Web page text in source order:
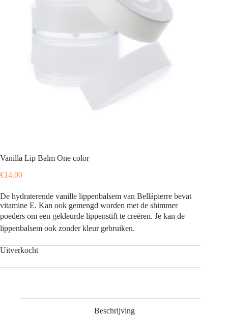
Vanilla Lip Balm One color
€14,00
De hydraterende vanille lippenbalsem van Bellápierre bevat
vitamine E. Kan ook gemengd worden met de shimmer
poeders om een gekleurde lippenstift te creëren. Je kan de
lippenbalsem ook zonder kleur gebruiken.
Uitverkocht
Beschrijving